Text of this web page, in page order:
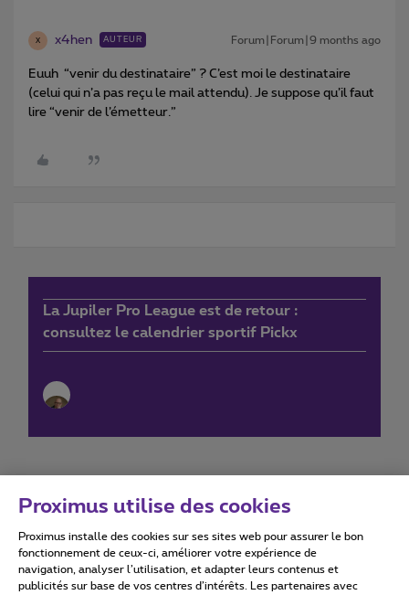
X x4hen AUTEUR Forum|Forum|9 months ago
Euuh “venir du destinataire” ? C’est moi le destinataire
(celui qui n’a pas reçu le mail attendu). Je suppose qu’il faut
lire “venir de l’émetteur.”
La Jupiler Pro League est de retour :
consultez le calendrier sportif Pickx
Conditions d'utilisation Accessibility statement
Proximus utilise des cookies
Proximus installe des cookies sur ses sites web pour assurer le bon
fonctionnement de ceux-ci, améliorer votre expérience de
navigation, analyser l’utilisation, et adapter leurs contenus et
publicités sur base de vos centres d’intérêts. Les partenaires avec